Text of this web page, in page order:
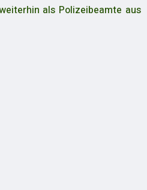
als Polizeibeamte aus